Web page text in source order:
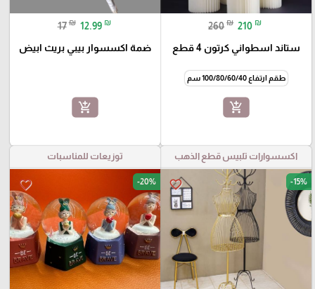
260 ₪ 210 ₪
ستاند اسطواني كرتون 4 قطع
طقم ارتفاع 100/80/60/40 سم
add_shopping_cart
17 ₪ 12.99 ₪
ضمة اكسسوار بيبي بريث ابيض
add_shopping_cart
اكسسوارات تلبيس قطع الذهب
favorite_border -15%
توزيعات للمناسبات
favorite_border -20%